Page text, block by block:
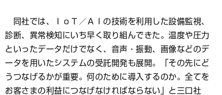
同社では、ＩｏＴ／ＡＩの技術を利用した設備監視、
診断、異常検知にいち早く取り組んできた。温度や圧力
といったデータだけでなく、音声・振動、画像などのデ
ータを用いたシステムの受託開発も展開。「その先にど
うつなげるかが重要。何のために導入するのか。全てを
お客さまの利益につなげなければならない」と三口社